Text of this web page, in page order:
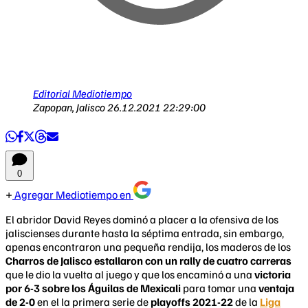
Editorial Mediotiempo
Zapopan, Jalisco26.12.2021 22:29:00
0
Agregar Mediotiempo en
El abridor David Reyes dominó a placer a la ofensiva de los
jaliscienses durante hasta la séptima entrada, sin embargo,
apenas encontraron una pequeña rendija, los maderos de los
Charros de Jalisco estallaron con un rally de cuatro carreras
que le dio la vuelta al juego y que los encaminó a una victoria
por 6-3 sobre los Águilas de Mexicali para tomar una ventaja
de 2-0en el la primera serie de playoffs 2021-22de la Liga